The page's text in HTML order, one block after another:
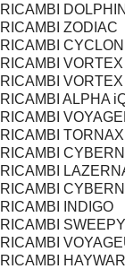
RICAMBI
RICAMBI ZODIAC
RICAMBI
RICAMBI
RICAMBI
RICAMBI ALPHA
RICAMBI
RICAMBI TORNAX
RICAMBI
RICAMBI
RICAMBI
RICAMBI INDIGO
RICAMBI
RICAMBI
RICAMBI